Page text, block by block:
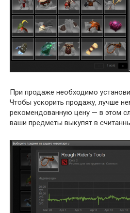
При продаже необходимо
Чтобы ускорить продажу, лучше
рекомендованную цену — в этом
ваши предметы выкупят в